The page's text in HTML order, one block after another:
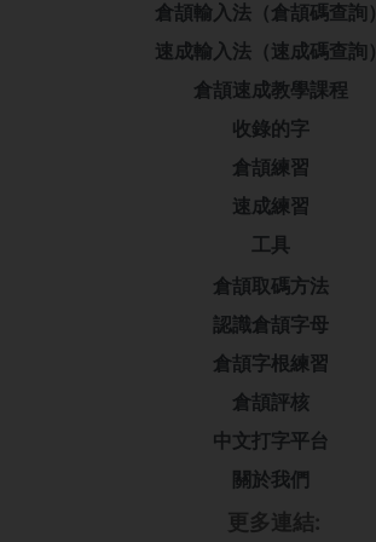
倉頡輸入法（倉頡碼查詢）
速成輸入法（速成碼查詢）
倉頡速成教學課程
收錄的字
倉頡練習
速成練習
工具
倉頡取碼方法
認識倉頡字母
倉頡字根練習
倉頡評核
中文打字平台
關於我們
更多連結: